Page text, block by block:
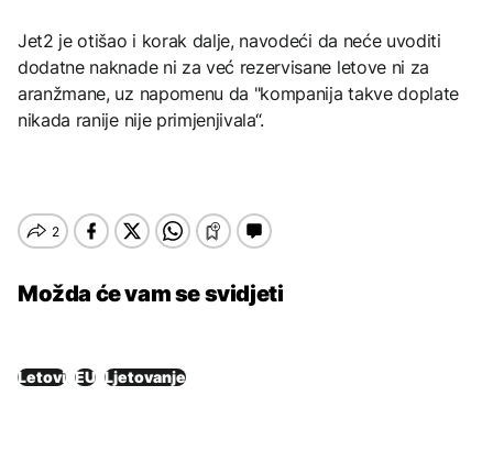
Jet2 je otišao i korak dalje, navodeći da neće uvoditi
dodatne naknade ni za već rezervisane letove ni za
aranžmane, uz napomenu da "kompanija takve doplate
nikada ranije nije primjenjivala“.
Možda će vam se svidjeti
Letovi EU Ljetovanje